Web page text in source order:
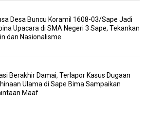
Desa Buncu Koramil 1608-03/Sape Jadi
Upacara di SMA Negeri 3 Sape, Tekankan
dan Nasionalisme
Berakhir Damai, Terlapor Kasus Dugaan
Ulama di Sape Bima Sampaikan
Maaf